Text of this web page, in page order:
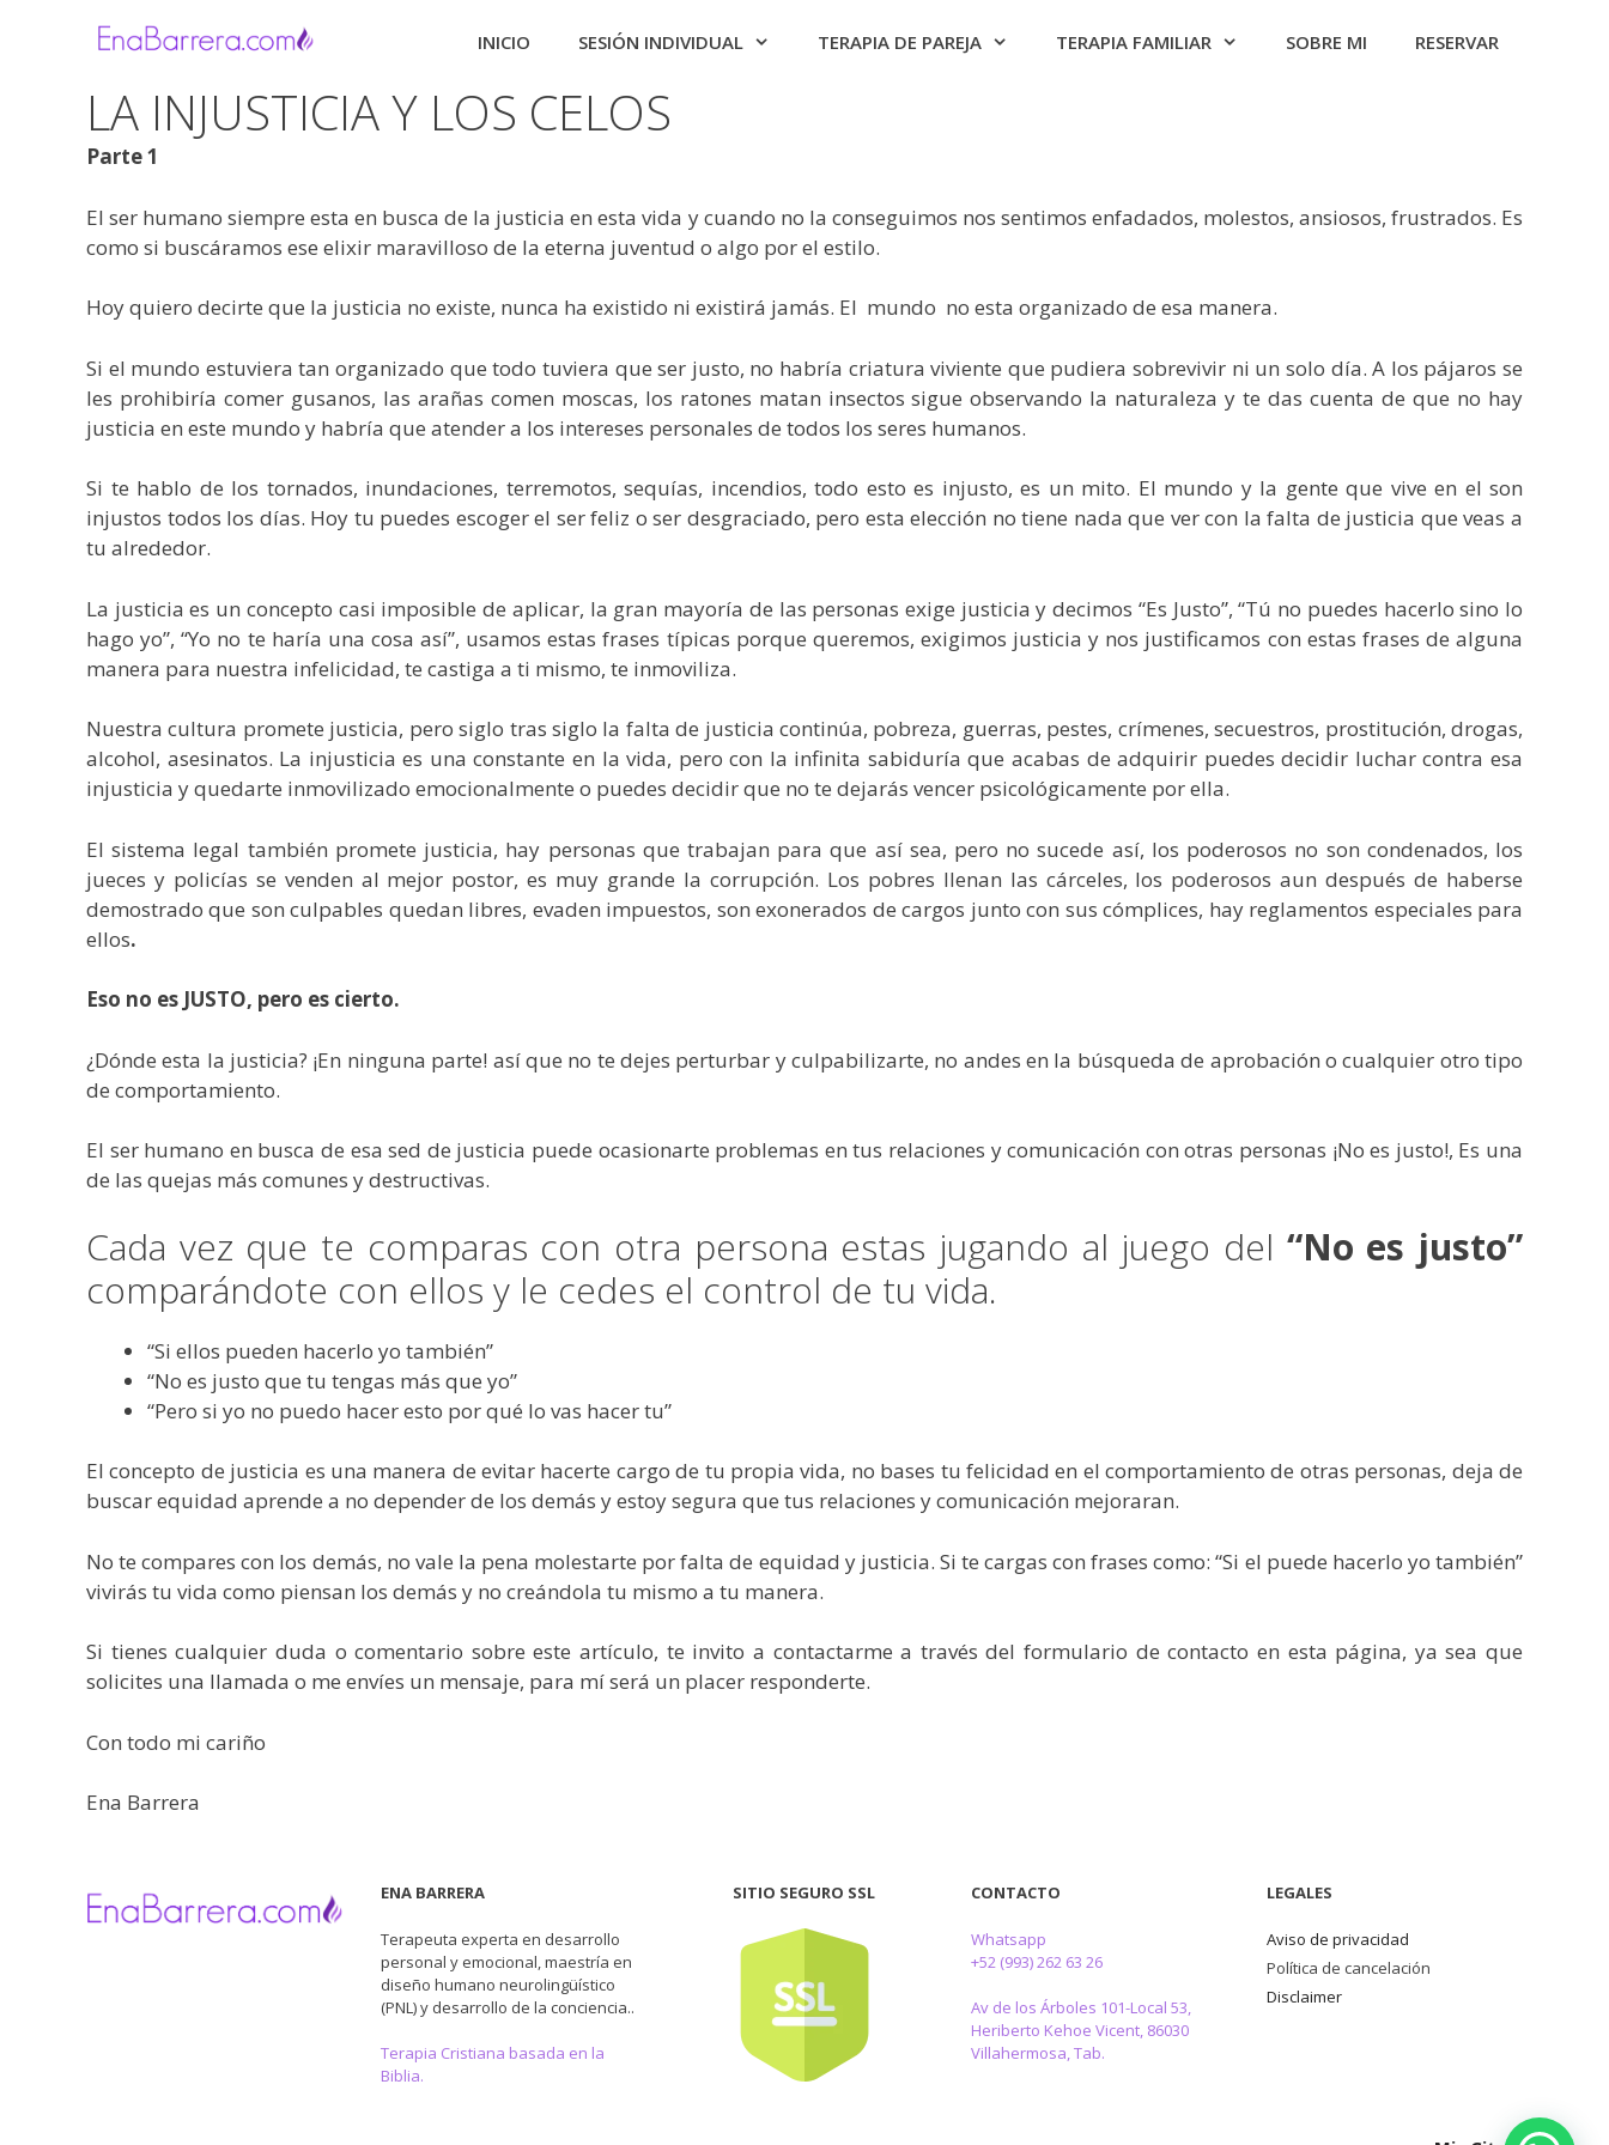
INICIO SESIÓN INDIVIDUAL TERAPIA DE PAREJA TERAPIA FAMILIAR SOBRE MI RESERVAR
LA INJUSTICIA Y LOS CELOS
Parte 1
El ser humano siempre esta en busca de la justicia en esta vida y cuando no la conseguimos nos sentimos enfadados, molestos, ansiosos, frustrados. Es
como si buscáramos ese elixir maravilloso de la eterna juventud o algo por el estilo.
Hoy quiero decirte que la justicia no existe, nunca ha existido ni existirá jamás. El mundo no esta organizado de esa manera.
Si el mundo estuviera tan organizado que todo tuviera que ser justo, no habría criatura viviente que pudiera sobrevivir ni un solo día. A los pájaros se
les prohibiría comer gusanos, las arañas comen moscas, los ratones matan insectos sigue observando la naturaleza y te das cuenta de que no hay
justicia en este mundo y habría que atender a los intereses personales de todos los seres humanos.
Si te hablo de los tornados, inundaciones, terremotos, sequías, incendios, todo esto es injusto, es un mito. El mundo y la gente que vive en el son
injustos todos los días. Hoy tu puedes escoger el ser feliz o ser desgraciado, pero esta elección no tiene nada que ver con la falta de justicia que veas a
tu alrededor.
La justicia es un concepto casi imposible de aplicar, la gran mayoría de las personas exige justicia y decimos “Es Justo”, “Tú no puedes hacerlo sino lo
hago yo”, “Yo no te haría una cosa así”, usamos estas frases típicas porque queremos, exigimos justicia y nos justificamos con estas frases de alguna
manera para nuestra infelicidad, te castiga a ti mismo, te inmoviliza.
Nuestra cultura promete justicia, pero siglo tras siglo la falta de justicia continúa, pobreza, guerras, pestes, crímenes, secuestros, prostitución, drogas,
alcohol, asesinatos. La injusticia es una constante en la vida, pero con la infinita sabiduría que acabas de adquirir puedes decidir luchar contra esa
injusticia y quedarte inmovilizado emocionalmente o puedes decidir que no te dejarás vencer psicológicamente por ella.
El sistema legal también promete justicia, hay personas que trabajan para que así sea, pero no sucede así, los poderosos no son condenados, los
jueces y policías se venden al mejor postor, es muy grande la corrupción. Los pobres llenan las cárceles, los poderosos aun después de haberse
demostrado que son culpables quedan libres, evaden impuestos, son exonerados de cargos junto con sus cómplices, hay reglamentos especiales para
ellos.
Eso no es JUSTO, pero es cierto.
¿Dónde esta la justicia? ¡En ninguna parte! así que no te dejes perturbar y culpabilizarte, no andes en la búsqueda de aprobación o cualquier otro tipo
de comportamiento.
El ser humano en busca de esa sed de justicia puede ocasionarte problemas en tus relaciones y comunicación con otras personas ¡No es justo!, Es una
de las quejas más comunes y destructivas.
Cada vez que te comparas con otra persona estas jugando al juego del “No es justo”
comparándote con ellos y le cedes el control de tu vida.
“Si ellos pueden hacerlo yo también”
“No es justo que tu tengas más que yo”
“Pero si yo no puedo hacer esto por qué lo vas hacer tu”
El concepto de justicia es una manera de evitar hacerte cargo de tu propia vida, no bases tu felicidad en el comportamiento de otras personas, deja de
buscar equidad aprende a no depender de los demás y estoy segura que tus relaciones y comunicación mejoraran.
No te compares con los demás, no vale la pena molestarte por falta de equidad y justicia. Si te cargas con frases como: “Si el puede hacerlo yo también”
vivirás tu vida como piensan los demás y no creándola tu mismo a tu manera.
Si tienes cualquier duda o comentario sobre este artículo, te invito a contactarme a través del formulario de contacto en esta página, ya sea que
solicites una llamada o me envíes un mensaje, para mí será un placer responderte.
Con todo mi cariño
Ena Barrera
ENA BARRERA
Terapeuta experta en desarrollo
personal y emocional, maestría en
diseño humano neurolingüístico
(PNL) y desarrollo de la conciencia..
Terapia Cristiana basada en la
Biblia.
SITIO SEGURO SSL CONTACTO
Whatsapp
+52 (993) 262 63 26
Av de los Árboles 101-Local 53,
Heriberto Kehoe Vicent, 86030
Villahermosa, Tab.
LEGALES
Aviso de privacidad
Política de cancelación
Disclaimer